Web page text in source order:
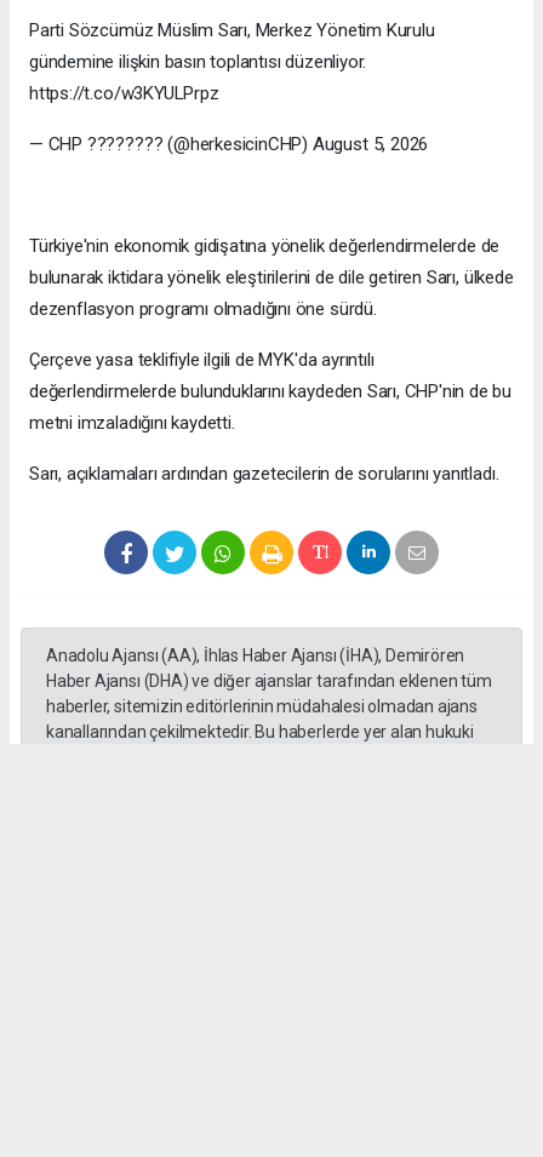
Parti Sözcümüz Müslim Sarı, Merkez Yönetim Kurulu
gündemine ilişkin basın toplantısı düzenliyor.
https://t.co/w3KYULPrpz
— CHP ???????? (@herkesicinCHP) August 5, 2026
Türkiye'nin ekonomik gidişatına yönelik değerlendirmelerde de
bulunarak iktidara yönelik eleştirilerini de dile getiren Sarı, ülkede
dezenflasyon programı olmadığını öne sürdü.
Çerçeve yasa teklifiyle ilgili de MYK'da ayrıntılı
değerlendirmelerde bulunduklarını kaydeden Sarı, CHP'nin de bu
metni imzaladığını kaydetti.
Sarı, açıklamaları ardından gazetecilerin de sorularını yanıtladı.
Anadolu Ajansı (AA), İhlas Haber Ajansı (İHA), Demirören
Haber Ajansı (DHA) ve diğer ajanslar tarafından eklenen tüm
haberler, sitemizin editörlerinin müdahalesi olmadan ajans
kanallarından çekilmektedir. Bu haberlerde yer alan hukuki